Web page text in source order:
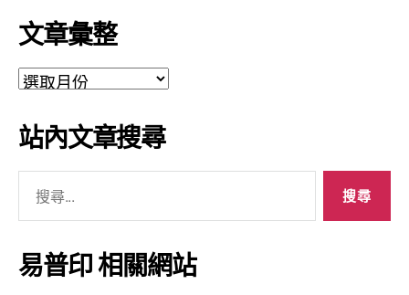
文章彙整
文
彙
整
站內文章搜尋
關
鍵
字:
易普印 相關網站